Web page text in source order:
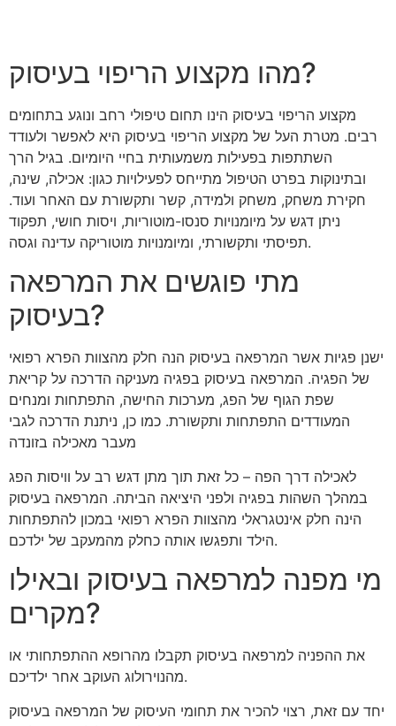
מהו מקצוע הריפוי בעיסוק?
מקצוע הריפוי בעיסוק הינו תחום טיפולי רחב ונוגע בתחומים
רבים. מטרת העל של מקצוע הריפוי בעיסוק היא לאפשר ולעודד
השתתפות בפעילות משמעותית בחיי היומיום. בגיל הרך
ובתינוקות בפרט הטיפול מתייחס לפעילויות כגון: אכילה, שינה,
חקירת משחק, משחק ולמידה, קשר ותקשורת עם האחר ועוד.
ניתן דגש על מיומנויות סנסו-מוטוריות, ויסות חושי, תפקוד
תפיסתי ותקשורתי, ומיומנויות מוטוריקה עדינה וגסה.
מתי פוגשים את המרפאה
בעיסוק?
ישנן פגיות אשר המרפאה בעיסוק הנה חלק מהצוות הפרא רפואי
של הפגיה. המרפאה בעיסוק בפגיה מעניקה הדרכה על קריאת
שפת הגוף של הפג, מערכות החישה, התפתחות ומנחים
המעודדים התפתחות ותקשורת. כמו כן, ניתנת הדרכה לגבי
מעבר מאכילה בזונדה
לאכילה דרך הפה – כל זאת תוך מתן דגש רב על וויסות הפג
במהלך השהות בפגיה ולפני היציאה הביתה. המרפאה בעיסוק
הינה חלק אינטגראלי מהצוות הפרא רפואי במכון להתפתחות
הילד ותפגשו אותה כחלק מהמעקב של ילדכם.
מי מפנה למרפאה בעיסוק ובאילו
מקרים?
את ההפניה למרפאה בעיסוק תקבלו מהרופא ההתפתחותי או
מהנוירולוג העוקב אחר ילדיכם.
יחד עם זאת, רצוי להכיר את תחומי העיסוק של המרפאה בעיסוק